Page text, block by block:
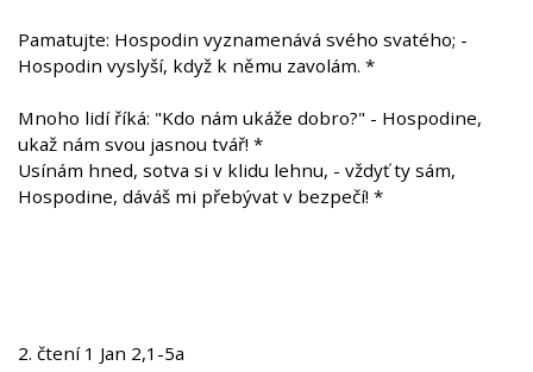
Pamatujte: Hospodin vyznamenává svého svatého; -
Hospodin vyslyší, když k němu zavolám. *
Mnoho lidí říká: "Kdo nám ukáže dobro?" - Hospodine,
ukaž nám svou jasnou tvář! *
Usínám hned, sotva si v klidu lehnu, - vždyť ty sám,
Hospodine, dáváš mi přebývat v bezpečí! *
2. čtení 1 Jan 2,1-5a